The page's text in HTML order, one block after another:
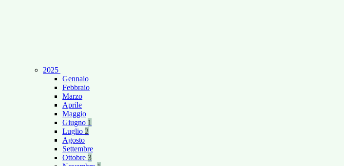
2025
Gennaio
Febbraio
Marzo
Aprile
Maggio
Giugno 1
Luglio 2
Agosto
Settembre
Ottobre 3